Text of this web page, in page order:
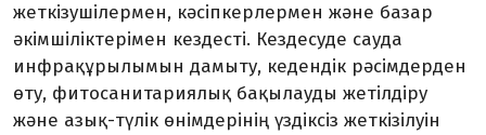
жеткізушілермен, кәсіпкерлермен және базар
әкімшіліктерімен кездесті. Кездесуде сауда
инфрақұрылымын дамыту, кедендік рәсімдерден
өту, фитосанитариялық бақылауды жетілдіру
және азық-түлік өнімдерінің үздіксіз жеткізілуін